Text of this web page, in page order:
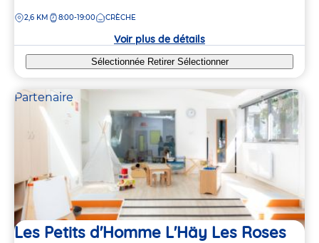
la
DISTANCE
2,6 KM 8:00-19:00 CRÈCHE
Voir plus de détails
Sélectionnée Retirer Sélectionner
Partenaire
Les Petits d'Homme L'Häy Les Roses